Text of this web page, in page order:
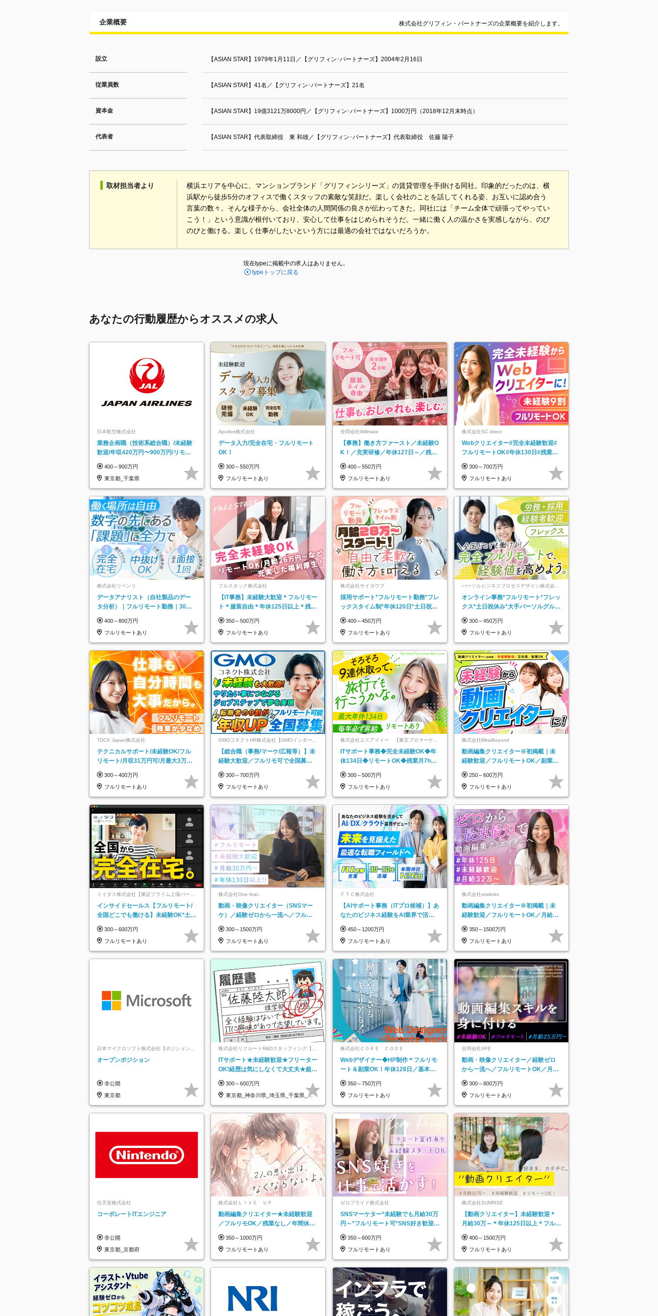
企業概要 株式会社グリフィン・パートナーズの企業概要を紹介します。
設立 【ASIAN STAR】1979年1月11日／【グリフィン･パートナーズ】2004年2月16日
従業員数 【ASIAN STAR】41名／【グリフィン･パートナーズ】21名
資本金 【ASIAN STAR】19億3121万8000円／【グリフィン･パートナーズ】1000万円（2018年12月末時点）
代表者 【ASIAN STAR】代表取締役 東 和雄／【グリフィン･パートナーズ】代表取締役 佐藤 陽子
取材担当者より
横浜エリアを中心に、マンションブランド「グリフィンシリーズ」の賃貸管理を手掛ける同社。印象的だったのは、横
浜駅から徒歩5分のオフィスで働くスタッフの素敵な笑顔だ。楽しく会社のことを話してくれる姿、お互いに認め合う
言葉の数々。そんな様子から、会社全体の人間関係の良さが伝わってきた。同社には「チーム全体で頑張ってやってい
こう！」という意識が根付いており、安心して仕事をはじめられそうだ。一緒に働く人の温かさを実感しながら、のび
のびと働ける。楽しく仕事がしたいという方には最適の会社ではないだろうか。
現在typeに掲載中の求人はありません。
typeトップに戻る
あなたの行動履歴からオススメの求人
日本航空株式会社
業務企画職（技術系総合職）/未経験
歓迎/年収420万円〜900万円/リモー
400～900万円
東京都_千葉県
Apollon株式会社
データ入力/完全在宅・フルリモート
OK！
300～550万円
フルリモートあり
合同会社Willmate
【事務】働き方ファースト／未経験O
K！／充実研修／年休127日～／残業
400～550万円
フルリモートあり
株式会社SC direct
Webクリエイター#完全未経験歓迎#
フルリモートOK#年休130日#残業月
300～700万円
フルリモートあり
株式会社リベンリ
データアナリスト（自社製品のデー
タ分析）｜フルリモート勤務｜30代
員多数活躍
400～800万円
フルリモートあり
フルスタック株式会社
【IT事務】未経験大歓迎＊フルリモー
ト＊服装自由＊年休125日以上＊残業
350～500万円
フルリモートあり
株式会社サイヨウブ
採用サポート*フルリモート勤務*フレ
ックスタイム制*年休120日*土日祝休
400～450万円
フルリモートあり
パーソルビジネスプロセスデザイン株式会
社 事業開発本部
オンライン事務*フルリモート*フレッ
クス*土日祝休み*大手パーソルグルー
300～450万円
フルリモートあり
TDCX Japan株式会社
テクニカルサポート/未経験OK/フル
リモート/月収31万円可/月最大3万の
300～400万円
フルリモートあり
GMOコネクトHR株式会社【GMOインターネ
ットグループ】
【総合職（事務/マーケ/広報等）】未
経験大歓迎／フルリモ可で全国募
★
300～700万円
フルリモートあり
株式会社エスアイイー 【東京プロマーケッ
ITサポート事務◆完全未経験OK◆年
休134日◆リモートOK◆残業月7h以
300～500万円
フルリモートあり
株式会社MiraiBeyond
動画編集クリエイター※初掲載｜未
経験歓迎／フルリモートOK／副業O
250～600万円
フルリモートあり
ミイダス株式会社【東証プライム上場パーソ
インサイドセールス【フルリモート/
全国どこでも働ける】未経験OK*土日
300～600万円
フルリモートあり
株式会社One feat.
動画・映像クリエイター（SNSマー
ケ）／経験ゼロから一流へ／フルリ
日以上
300～1500万円
フルリモートあり
ＦＴＣ株式会社
【AIサポート事務（ITプロ候補）】あ
なたのビジネス経験をAI業界で活か
450～1200万円
フルリモートあり
株式会社viralinks
動画編集クリエイター※初掲載｜未
経験歓迎／フルリモートOK／月給32
350～1500万円
フルリモートあり
日本マイクロソフト株式会社【ポジションマ
ッチ登録】
オープンポジション
非公開
東京都
株式会社リクルートR&Dスタッフィング【リ
クルートグループ】
ITサポート★未経験歓迎★フリーター
OK!経歴は気にしなくて大丈夫★超大
300～600万円
東京都_神奈川県_埼玉県_千葉県_大
阪府…
株式会社ＣＯＲＥ ＣＯＤＥ
Webデザイナー◆HP制作＊フルリモ
ート＆副業OK！年休128日／基本定
350～750万円
フルリモートあり
合同会社AFE
動画・映像クリエイター／経験ゼロ
から一流へ／フルリモートOK／月給
300～800万円
フルリモートあり
任天堂株式会社
コーポレートITエンジニア
非公開
東京都_京都府
株式会社ＬＩＶＥ ＵＰ
動画編集クリエイター★未経験歓迎
／フルリモOK／残業なし／年間休日
実で安心
350～1000万円
フルリモートあり
ゼロプライド株式会社
SNSマーケター*未経験でも月給30万
円～*フルリモート可*SNS好き歓迎*
350～600万円
フルリモートあり
株式会社SUNRISE
【動画クリエイター】未経験歓迎＊
月給30万～＊年休125日以上＊フルリ
決定◆
400～1500万円
フルリモートあり